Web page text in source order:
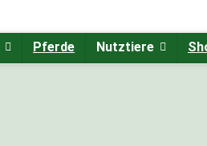
Pferde Nutztiere